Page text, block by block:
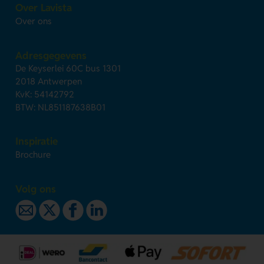
Over Lavista
Over ons
Adresgegevens
De Keyserlei 60C bus 1301
2018 Antwerpen
KvK: 54142792
BTW: NL851187638B01
Inspiratie
Brochure
Volg ons